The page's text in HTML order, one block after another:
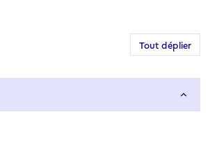
Tout déplier